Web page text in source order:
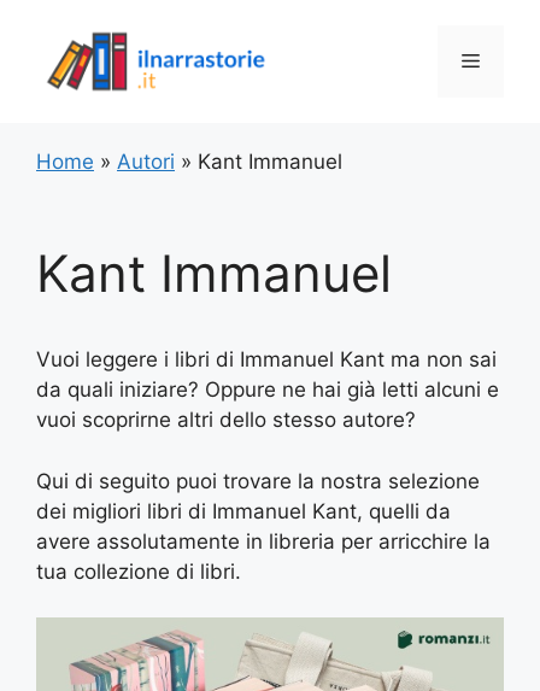
contenuto
Menu
Home » Autori » Kant Immanuel
Kant Immanuel
Vuoi leggere i libri di Immanuel Kant ma non sai
da quali iniziare? Oppure ne hai già letti alcuni e
vuoi scoprirne altri dello stesso autore?
Qui di seguito puoi trovare la nostra selezione
dei migliori libri di Immanuel Kant, quelli da
avere assolutamente in libreria per arricchire la
tua collezione di libri.